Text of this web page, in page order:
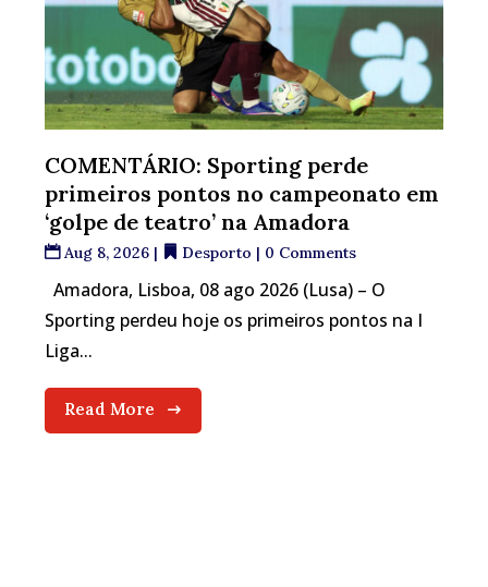
COMENTÁRIO: Sporting perde
primeiros pontos no campeonato em
‘golpe de teatro’ na Amadora
Aug 8, 2026 | Desporto | 0 Comments
Amadora, Lisboa, 08 ago 2026 (Lusa) – O
Sporting perdeu hoje os primeiros pontos na I
Liga...
Read More